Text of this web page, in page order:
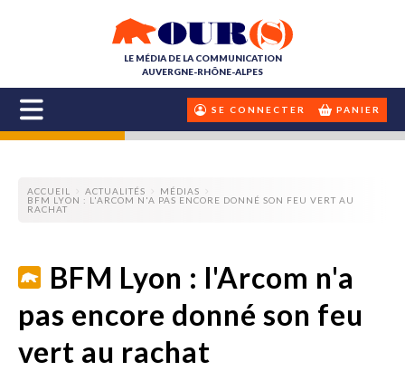
LE MÉDIA DE LA COMMUNICATION
AUVERGNE-RHÔNE-ALPES
SE CONNECTER PANIER
ACCUEIL ACTUALITÉS
MÉDIAS
BFM LYON : L'ARCOM N'A PAS ENCORE DONNÉ SON FEU VERT AU
RACHAT
BFM Lyon : l'Arcom n'a
pas encore donné son feu
vert au rachat